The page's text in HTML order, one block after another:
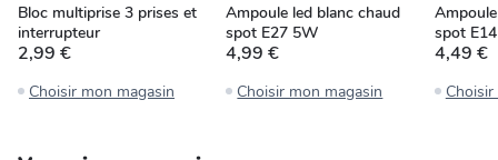
Bloc multiprise 3 prises et
interrupteur
2,99 €
Choisir mon magasin
Ampoule led blanc chaud
spot E27 5W
4,99 €
Choisir mon magasin
spot
4,49 €